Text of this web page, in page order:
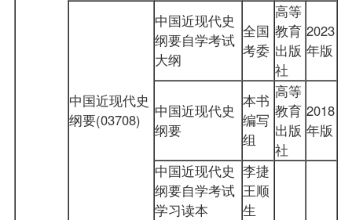
中国近现代史
纲要(03708)
中国近现代史
纲要自学考试
大纲
全国
考委
高等
教育
出版
社
2023
年版
中国近现代史
纲要
本书
编写
组
高等
教育
出版
社
2018
年版
中国近现代史
纲要自学考试
学习读本
李捷
王顺
生